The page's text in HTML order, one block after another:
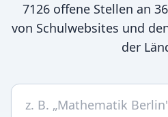
7126offene Stellen an
von Schulwebsites und
der